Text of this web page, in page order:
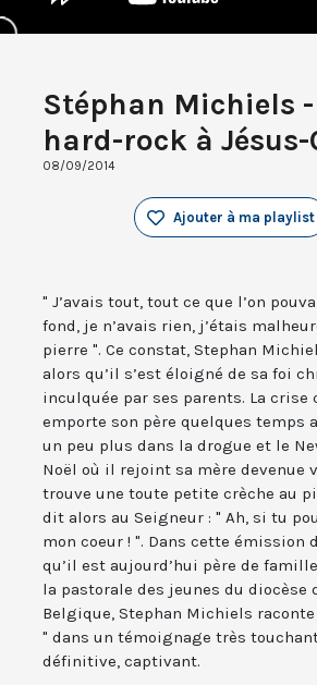
Stéphan Michiels -
hard-rock à
08/09/2014
Ajouter à ma playlist
" J’avais tout, tout ce que l’on
fond, je n’avais rien, j’étais
pierre ". Ce constat, Stephan
alors qu’il s’est éloigné de sa foi
inculquée par ses parents. La crise
emporte son père quelques temps
un peu plus dans la drogue et le
Noël où il rejoint sa mère devenue
trouve une toute petite crèche au
dit alors au Seigneur : " Ah, si tu
mon coeur ! ". Dans cette émission
qu’il est aujourd’hui père de
la pastorale des jeunes du diocèse
Belgique, Stephan Michiels
" dans un témoignage très
définitive, captivant.